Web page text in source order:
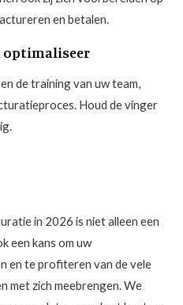
en betalen.
optimaliseer
de training van uw team,
Houd de vinger
in 2026 is niet alleen een
een kans om uw
en te profiteren van de vele
met zich meebrengen. We